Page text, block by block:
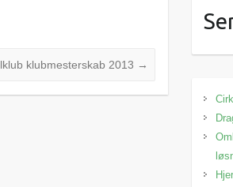
klubmesterskab 2013 →